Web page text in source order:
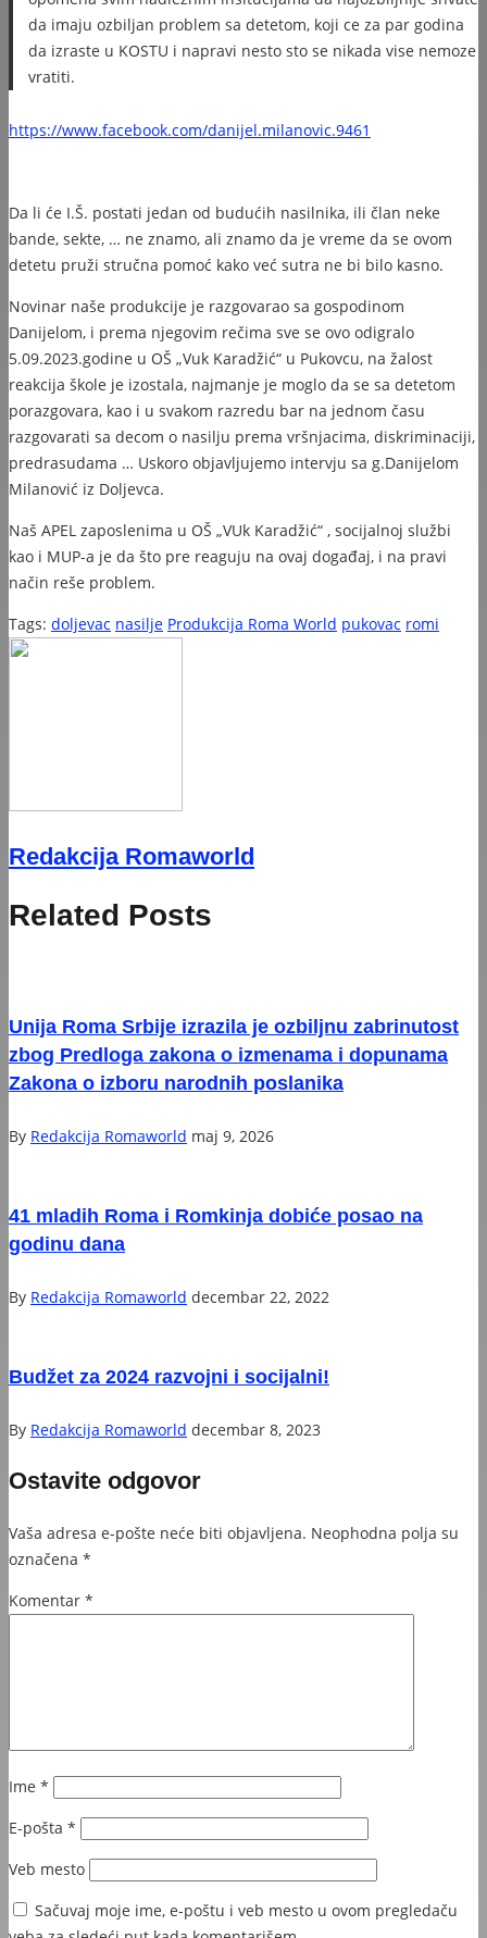
da imaju ozbiljan problem sa detetom, koji ce za par godina
da izraste u KOSTU i napravi nesto sto se nikada vise nemoze
vratiti.
https://www.facebook.com/danijel.milanovic.9461
Da li će I.Š. postati jedan od budućih nasilnika, ili član neke
bande, sekte, … ne znamo, ali znamo da je vreme da se ovom
detetu pruži stručna pomoć kako već sutra ne bi bilo kasno.
Novinar naše produkcije je razgovarao sa gospodinom
Danijelom, i prema njegovim rečima sve se ovo odigralo
5.09.2023.godine u OŠ „Vuk Karadžić“ u Pukovcu, na žalost
reakcija škole je izostala, najmanje je moglo da se sa detetom
porazgovara, kao i u svakom razredu bar na jednom času
razgovarati sa decom o nasilju prema vršnjacima, diskriminaciji,
predrasudama … Uskoro objavljujemo intervju sa g.Danijelom
Milanović iz Doljevca.
Naš APEL zaposlenima u OŠ „VUk Karadžić“ , socijalnoj službi
kao i MUP-a je da što pre reaguju na ovaj događaj, i na pravi
način reše problem.
Tags: doljevac nasilje Produkcija Roma World pukovac romi
Redakcija Romaworld
Related Posts
Unija Roma Srbije izrazila je ozbiljnu zabrinutost
zbog Predloga zakona o izmenama i dopunama
Zakona o izboru narodnih poslanika
By Redakcija Romaworld maj 9, 2026
41 mladih Roma i Romkinja dobiće posao na
godinu dana
By Redakcija Romaworld decembar 22, 2022
Budžet za 2024 razvojni i socijalni!
By Redakcija Romaworld decembar 8, 2023
Ostavite odgovor
Vaša adresa e-pošte neće biti objavljena. Neophodna polja su
označena *
Komentar *
Ime *
E-pošta *
Veb mesto
Sačuvaj moje ime, e-poštu i veb mesto u ovom pregledaču